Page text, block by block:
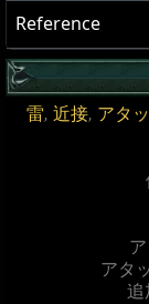
Reference
雷, 近接, アタ
アタ
追